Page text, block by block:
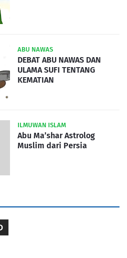
ABU NAWAS
DEBAT ABU NAWAS DAN
ULAMA SUFI TENTANG
KEMATIAN
ILMUWAN ISLAM
Abu Ma’shar Astrolog
Muslim dari Persia